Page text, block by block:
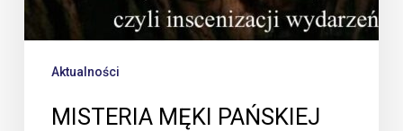
Aktualności
MISTERIA MĘKI PAŃSKIEJ